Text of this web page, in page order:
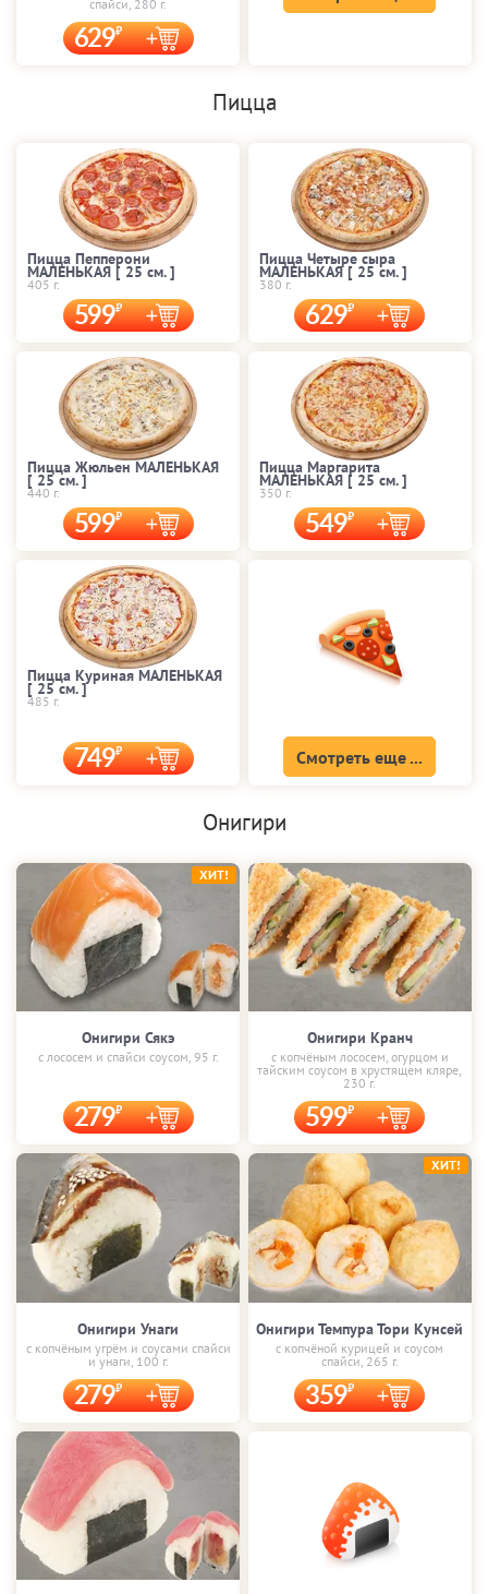
спайси, 280 г.
629
Пицца
Пицца Пепперони
МАЛЕНЬКАЯ [ 25 cм. ]
405 г.
599
Пицца Четыре сыра
МАЛЕНЬКАЯ [ 25 cм. ]
380 г.
629
Пицца Жюльен МАЛЕНЬКАЯ
[ 25 cм. ]
440 г.
599
Пицца Маргарита
МАЛЕНЬКАЯ [ 25 cм. ]
350 г.
549
Пицца Куриная МАЛЕНЬКАЯ
[ 25 cм. ]
485 г.
749 Смотреть еще ...
Онигири
Онигири Сякэ
с лососем и спайси соусом, 95 г.
279
ХИТ!
Онигири Кранч
с копчёным лососем, огурцом и
тайским соусом в хрустящем кляре,
230 г.
599
Онигири Унаги
с копчёным угрём и соусами спайси
и унаги, 100 г.
279
Онигири Темпура Тори Кунсей
с копчёной курицей и соусом
спайси, 265 г.
359
ХИТ!